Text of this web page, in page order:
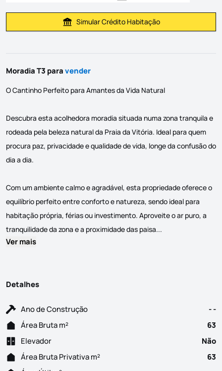
Simular Prestação
Simular Crédito Habitação
Moradia T3 paravender
O Cantinho Perfeito para Amantes da Vida Natural
Descubra esta acolhedora moradia situada numa zona tranquila e
rodeada pela beleza natural da Praia da Vitória. Ideal para quem
procura paz, privacidade e qualidade de vida, longe da confusão do
dia a dia.
Com um ambiente calmo e agradável, esta propriedade oferece o
equilíbrio perfeito entre conforto e natureza, sendo ideal para
habitação própria, férias ou investimento. Aproveite o ar puro, a
tranquilidade da zona e a proximidade das paisa...
Ver mais
Detalhes
Ano de Construção
- -
Área Bruta m²
63
Elevador
Não
Área Bruta Privativa m²
63